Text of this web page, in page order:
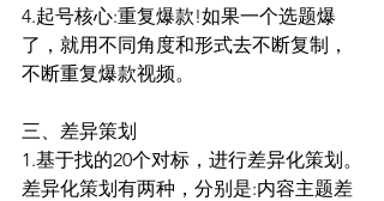
4.起号核心:重复爆款!如果一个选题爆
了，就用不同角度和形式去不断复制，
不断重复爆款视频。
三、差异策划
1.基于找的20个对标，进行差异化策划。
差异化策划有两种，分别是:内容主题差